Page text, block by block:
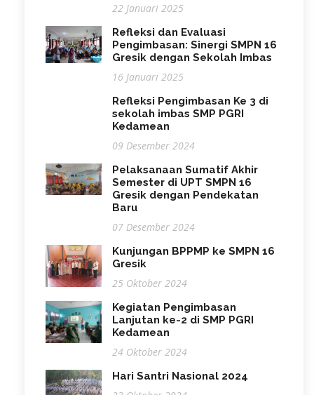
22 Januari 2025
Refleksi dan Evaluasi
Pengimbasan: Sinergi SMPN 16
Gresik dengan Sekolah Imbas
16 Januari 2025
Refleksi Pengimbasan Ke 3 di
sekolah imbas SMP PGRI
Kedamean
09 Desember 2024
Pelaksanaan Sumatif Akhir
Semester di UPT SMPN 16
Gresik dengan Pendekatan
Baru
07 Desember 2024
Kunjungan BPPMP ke SMPN 16
Gresik
25 Oktober 2024
Kegiatan Pengimbasan
Lanjutan ke-2 di SMP PGRI
Kedamean
24 Oktober 2024
Hari Santri Nasional 2024